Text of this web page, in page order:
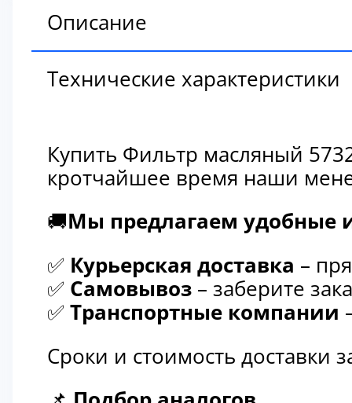
Описание
Технические характеристики
Купить Фильтр масляный
кротчайшее время наши
🚚Мы предлагаем удобные
✅ Курьерская доставка –
✅ Самовывоз – заберите
✅ Транспортные компании
Сроки и стоимость доставки